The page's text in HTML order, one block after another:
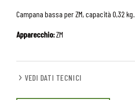
Campana bassa per ZM, capacità 0,32 kg.
Apparecchio:ZM
VEDI DATI TECNICI